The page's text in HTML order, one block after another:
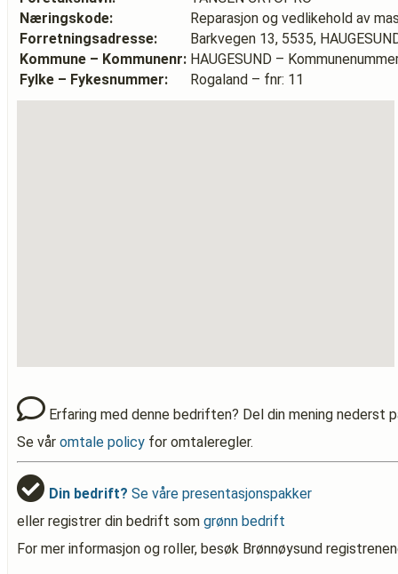
Næringskode:
Reparasjon og vedlikehold av
Forretningsadresse:
Barkvegen 13, 5535,
Kommune – Kommunenr: HAUGESUND –
Fylke – Fykesnummer:
Rogaland – fnr: 11
Erfaring med denne bedriften? Del din mening nederst
Se vår omtale policy for omtaleregler.
Din bedrift? Se våre presentasjonspakker
eller registrer din bedrift som grønn bedrift
For mer informasjon og roller, besøk Brønnøysund